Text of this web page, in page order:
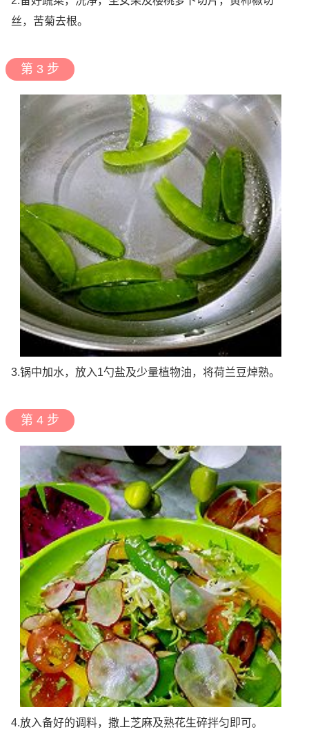
丝，苦菊去根。
第 3 步
3.锅中加水，放入1勺盐及少量植物油，将荷兰豆焯熟。
第 4 步
4.放入备好的调料，撒上芝麻及熟花生碎拌匀即可。